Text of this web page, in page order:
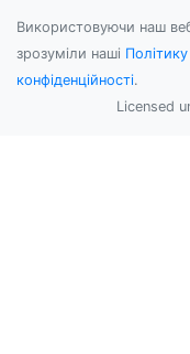
Використовуючи наш
зрозуміли наші
конфіденційності.
Licensed